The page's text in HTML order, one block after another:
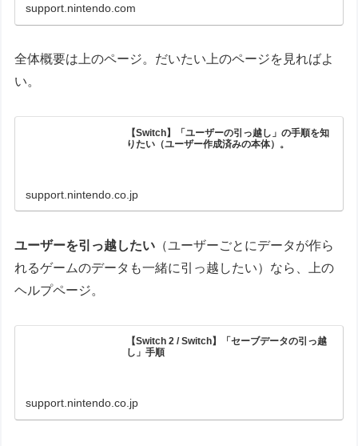
support.nintendo.com
全体概要は上のページ。だいたい上のページを見ればよ
い。
【Switch】「ユーザーの引っ越し」の手順を知
りたい（ユーザー作成済みの本体）。
support.nintendo.co.jp
ユーザーを引っ越したい （ユーザーごとにデータが作ら
れるゲームのデータも一緒に引っ越したい）なら、上の
ヘルプページ。
【Switch 2 / Switch】「セーブデータの引っ越
し」手順
support.nintendo.co.jp